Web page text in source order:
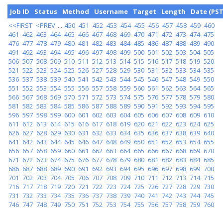
Job ID
Status Method Username Target Length
Date
<<FIRST <PREV ... 450 451 452 453 454 455 456 457 458 459 460
461 462 463 464 465 466 467 468 469 470 471 472 473 474 475
476 477 478 479 480 481 482 483 484 485 486 487 488 489 490
491 492 493 494 495 496 497 498 499 500 501 502 503 504 505
506 507 508 509 510 511 512 513 514 515 516 517 518 519 520
521 522 523 524 525 526 527 528 529 530 531 532 533 534 535
536 537 538 539 540 541 542 543 544 545 546 547 548 549 550
551 552 553 554 555 556 557 558 559 560 561 562 563 564 565
566 567 568 569 570 571 572 573 574 575 576 577 578 579 580
581 582 583 584 585 586 587 588 589 590 591 592 593 594 595
596 597 598 599 600 601 602 603 604 605 606 607 608 609 610
611 612 613 614 615 616 617 618 619 620 621 622 623 624 625
626 627 628 629 630 631 632 633 634 635 636 637 638 639 640
641 642 643 644 645 646 647 648 649 650 651 652 653 654 655
656 657 658 659 660 661 662 663 664 665 666 667 668 669 670
671 672 673 674 675 676 677 678 679 680 681 682 683 684 685
686 687 688 689 690 691 692 693 694 695 696 697 698 699 700
701 702 703 704 705 706 707 708 709 710 711 712 713 714 715
716 717 718 719 720 721 722 723 724 725 726 727 728 729 730
731 732 733 734 735 736 737 738 739 740 741 742 743 744 745
746 747 748 749 750 751 752 753 754 755 756 757 758 759 760